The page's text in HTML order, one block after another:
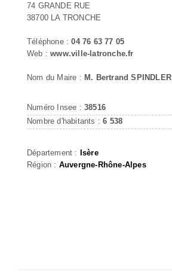
74 GRANDE RUE
38700 LA TRONCHE
Téléphone :04 76 63 77 05
Web :www.ville-latronche.fr
Nom du Maire : M. Bertrand SPINDLER
Numéro Insee : 38516
Nombre d'habitants :6 538
Département : Isère
Région : Auvergne-Rhône-Alpes